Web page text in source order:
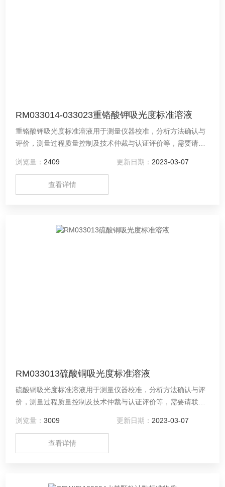
RM033014-033023重铬酸钾吸光度标准溶液
重铬酸钾吸光度标准溶液用于测量仪器校准，分析方法确认与
评价，测量过程质量控制及技术仲裁与认证评价等，需要请联
浏览量： 2409 更新日期： 2023-03-07
查看详情
RM033013硫酸铜吸光度标准溶液
硫酸铜吸光度标准溶液用于测量仪器校准，分析方法确认与评
价，测量过程质量控制及技术仲裁与认证评价等，需要请联系
浏览量：3009 更新日期： 2023-03-07
查看详情